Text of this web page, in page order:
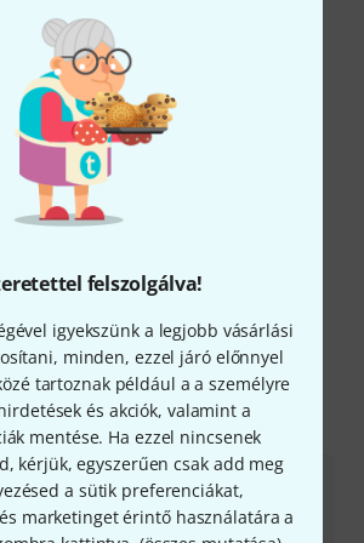
felszolgálva!
igyekszünk a legjobb vásárlási
minden, ezzel járó előnnyel
tartoznak például a a személyre
és akciók, valamint a
mentése. Ha ezzel nincsenek
kérjük, egyszerűen csak add meg
a sütik preferenciákat,
marketinget érintő használatára a
neveOrtola 8065 Case Baritone
Ortola-termék a népszerű
, amelyből eddigi fennállásunk
el.
állásával a jól ismert Ortola
tartozik. Pillanatnyilag 39
raktáron.
mellett minden Ortola -
egy 30 napos pénzvisszafizetési
szaktudással rendelkező
felül telephelyünkön további
nyújtani.
itt találsz bővebb tájékoztatást:
el minket
- Magyarország